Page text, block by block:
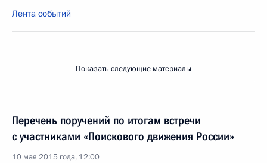
Лента событий
Показать следующие материалы
Перечень поручений по итогам встречи
с участниками «Поискового движения России»
10 мая 2015 года, 12:00